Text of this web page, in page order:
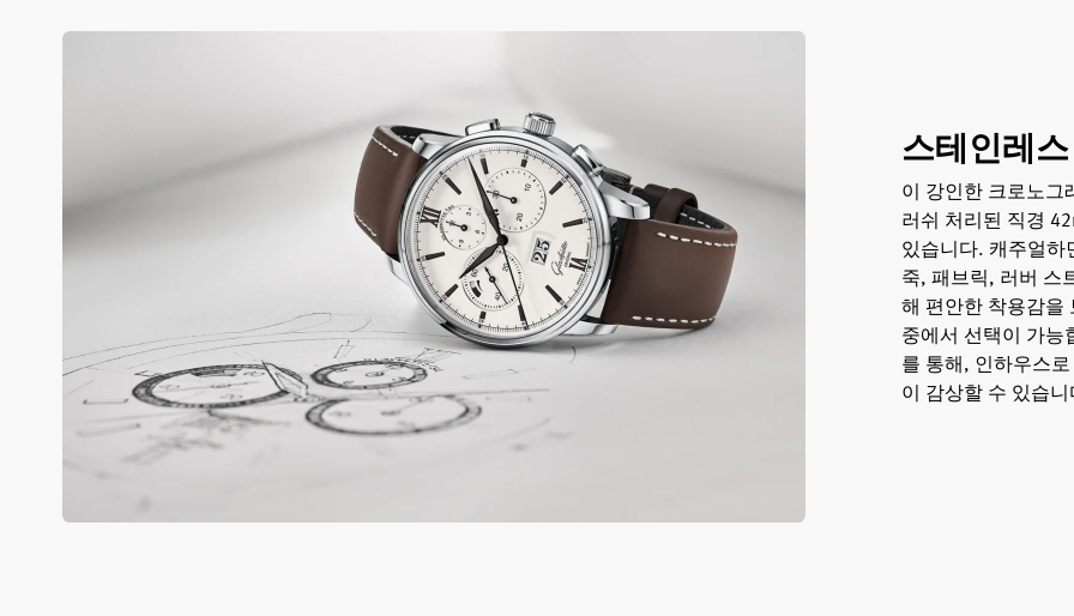
스테인레
이 강인한 크로노그
러쉬 처리된 직경
있습니다. 캐주얼
죽, 패브릭, 러버 스
해 편안한 착용감을
중에서 선택이 가능
를 통해, 인하우스
이 감상할 수 있습